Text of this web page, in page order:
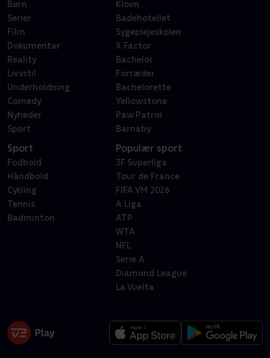
Børn
Serier
Film
Dokumentar
Reality
Livsstil
Underholdning
Comedy
Nyheder
Sport
Klovn
Badehotellet
Sygeplejeskolen
X Factor
Bachelor
Forræder
Bachelorette
Yellowstone
Paw Patrol
Barnaby
Sport
Fodbold
Håndbold
Cykling
Tennis
Badminton
Populær sport
3F Superliga
Tour de France
FIFA VM 2026
A Liga
ATP
WTA
NFL
Serie A
Diamond League
La Vuelta